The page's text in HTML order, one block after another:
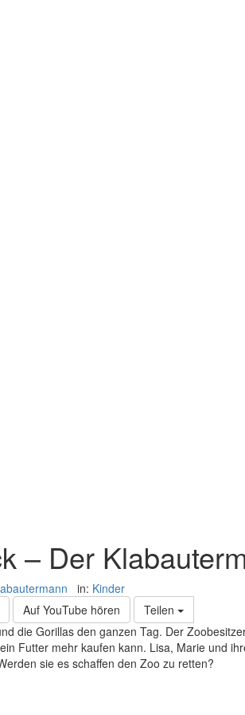
– Der
in: Kinder
Auf YouTube hören
Teilen
die Gorillas den ganzen Tag. Der
Futter mehr kaufen kann. Lisa, Marie und
sie es schaffen den Zoo zu retten?